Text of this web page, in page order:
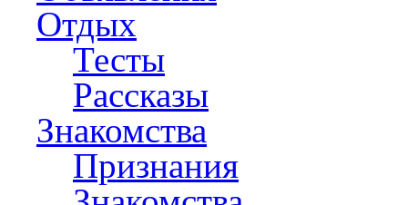
Отдых
Тесты
Рассказы
Знакомства
Признания